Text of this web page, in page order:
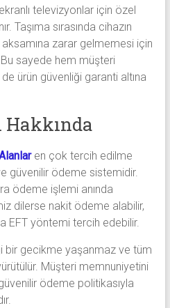
televizyonlar için özel
Taşıma sırasında cihazın
aksamına zarar gelmemesi için
Bu sayede hem müşteri
ürün güvenliği garanti altına
Hakkında
en çok tercih edilme
güvenilir ödeme sistemidir.
ödeme işlemi anında
dilerse nakit ödeme alabilir,
EFT yöntemi tercih edebilir.
bir gecikme yaşanmaz ve tüm
Müşteri memnuniyetini
ödeme politikasıyla